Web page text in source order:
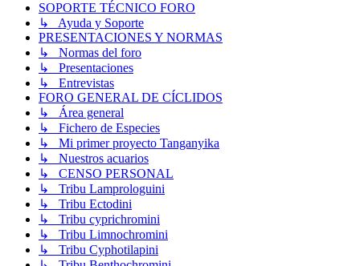
SOPORTE TÉCNICO FORO
↳ Ayuda y Soporte
PRESENTACIONES Y NORMAS
↳ Normas del foro
↳ Presentaciones
↳ Entrevistas
FORO GENERAL DE CÍCLIDOS
↳ Área general
↳ Fichero de Especies
↳ Mi primer proyecto Tanganyika
↳ Nuestros acuarios
↳ CENSO PERSONAL
↳ Tribu Lamprologuini
↳ Tribu Ectodini
↳ Tribu cyprichromini
↳ Tribu Limnochromini
↳ Tribu Cyphotilapini